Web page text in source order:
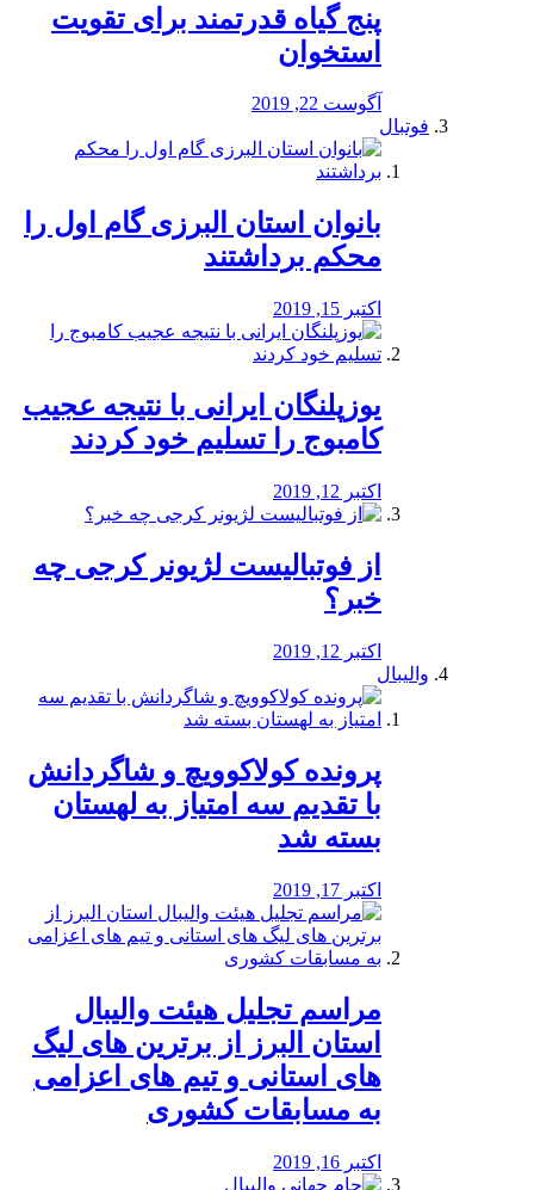
پنج گیاه قدرتمند برای تقویت
استخوان
آگوست 22, 2019
فوتبال
بانوان استان البرزی گام اول را
محكم برداشتند
اکتبر 15, 2019
یوزپلنگان ایرانی با نتیجه عجیب
کامبوج را تسلیم خود کردند
اکتبر 12, 2019
از فوتبالیست لژیونر کرجی چه
خبر؟
اکتبر 12, 2019
والیبال
پرونده کولاکوویچ و شاگردانش
با تقدیم سه امتیاز به لهستان
بسته شد
اکتبر 17, 2019
مراسم تجلیل هیئت والیبال
استان البرز از برترین های لیگ
های استانی و تیم های اعزامی
به مسابقات کشوری
اکتبر 16, 2019